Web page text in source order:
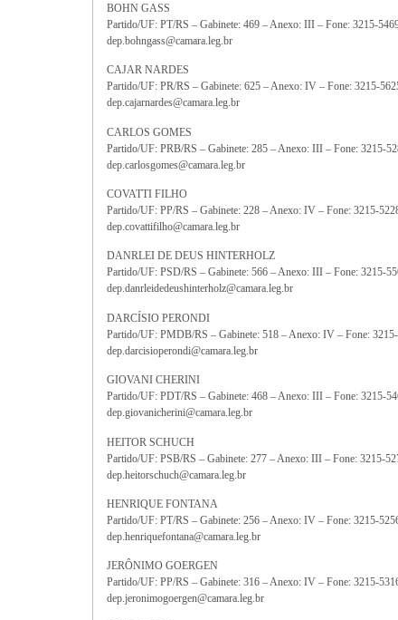
BOHN GASS
Partido/UF: PT/RS – Gabinete: 469 – Anexo: III – Fone: 3215-
dep.bohngass@camara.leg.br
CAJAR NARDES
Partido/UF: PR/RS – Gabinete: 625 – Anexo: IV – Fone: 3215-
dep.cajarnardes@camara.leg.br
CARLOS GOMES
Partido/UF: PRB/RS – Gabinete: 285 – Anexo: III – Fone: 3215-
dep.carlosgomes@camara.leg.br
COVATTI FILHO
Partido/UF: PP/RS – Gabinete: 228 – Anexo: IV – Fone: 3215-
dep.covattifilho@camara.leg.br
DANRLEI DE DEUS HINTERHOLZ
Partido/UF: PSD/RS – Gabinete: 566 – Anexo: III – Fone: 3215-
dep.danrleidedeushinterholz@camara.leg.br
DARCÍSIO PERONDI
Partido/UF: PMDB/RS – Gabinete: 518 – Anexo: IV – Fone:
dep.darcisioperondi@camara.leg.br
GIOVANI CHERINI
Partido/UF: PDT/RS – Gabinete: 468 – Anexo: III – Fone: 3215-
dep.giovanicherini@camara.leg.br
HEITOR SCHUCH
Partido/UF: PSB/RS – Gabinete: 277 – Anexo: III – Fone: 3215-
dep.heitorschuch@camara.leg.br
HENRIQUE FONTANA
Partido/UF: PT/RS – Gabinete: 256 – Anexo: IV – Fone: 3215-
dep.henriquefontana@camara.leg.br
JERÔNIMO GOERGEN
Partido/UF: PP/RS – Gabinete: 316 – Anexo: IV – Fone: 3215-
dep.jeronimogoergen@camara.leg.br